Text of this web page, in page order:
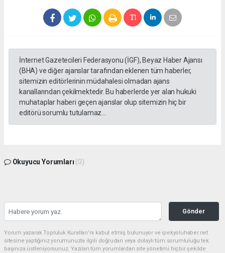
İnternet Gazetecileri Federasyonu (İGF), Beyaz Haber Ajansı
(BHA) ve diğer ajanslar tarafından eklenen tüm haberler,
sitemizin editörlerinin müdahalesi olmadan ajans
kanallarından çekilmektedir. Bu haberlerde yer alan hukuki
muhataplar haberi geçen ajanslar olup sitemizin hiç bir
editörü sorumlu tutulamaz...
Okuyucu Yorumları (0)
Gönder
Yorum yazarak Topluluk Kuralları’nı kabul etmiş bulunuyor ve ipekyoluhaber.net
sitesine yaptığınız yorumunuzla ilgili doğrudan veya dolaylı tüm sorumluluğu tek
başınıza üstleniyorsunuz. Yazılan tüm yorumlardan site yönetimi hiçbir şekilde